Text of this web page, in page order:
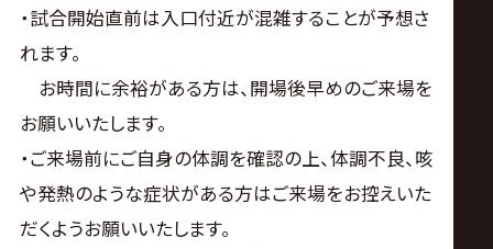
・試合開始直前は入口付近が混雑することが予想さ
れます。
お時間に余裕がある方は、開場後早めのご来場を
お願いいたします。
・ご来場前にご自身の体調を確認の上、体調不良、咳
や発熱のような症状がある方はご来場をお控えいた
だくようお願いいたします。